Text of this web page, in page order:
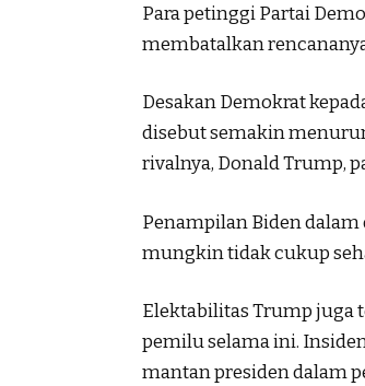
Para petinggi Partai
membatalkan
Desakan Demokrat
disebut semakin
rivalnya, Donald Trump,
Penampilan Biden
mungkin tidak cukup
Elektabilitas Trump juga
pemilu selama ini.
mantan presiden dalam